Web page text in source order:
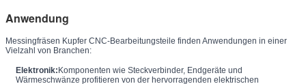
Anwendung
Messingfräsen Kupfer CNC-Bearbeitungsteile finden Anwendungen in einer
Vielzahl von Branchen:
Elektronik: Komponenten wie Steckverbinder, Endgeräte und
Wärmeschwänze profitieren von der hervorragenden elektrischen